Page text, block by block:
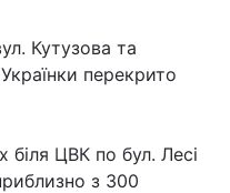
Кутузова та
перекрито
ЦВК по бул. Лесі
з 300